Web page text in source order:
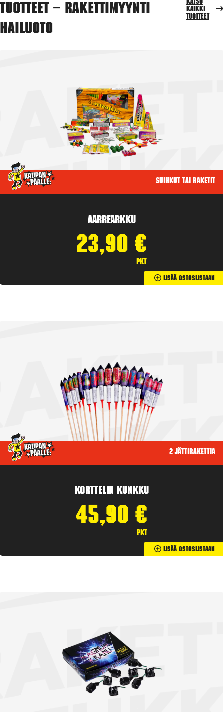
tuotteet – Rakettimyynti
Hailuoto
Katso
kaikki
tuotteet
Suihkut tai raketit
Aarrearkku
23,90 €
pkt
Lisää Ostoslistaan
2 jättirakettia
Korttelin kunkku
45,90 €
pkt
Lisää Ostoslistaan